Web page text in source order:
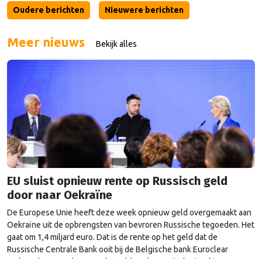
dossier … Continued
Oudere berichten Nieuwere berichten
Meer nieuws Bekijk alles
EU sluist opnieuw rente op Russisch geld
door naar Oekraïne
De Europese Unie heeft deze week opnieuw geld overgemaakt aan
Oekraïne uit de opbrengsten van bevroren Russische tegoeden. Het
gaat om 1,4 miljard euro. Dat is de rente op het geld dat de
Russische Centrale Bank ooit bij de Belgische bank Euroclear
parkeerde. De EU bevroor dat geld na de Russische inval in